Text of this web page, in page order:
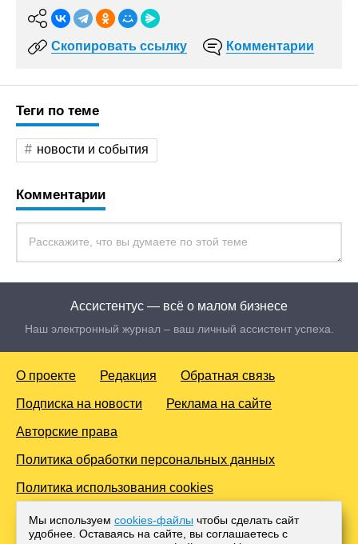
Скопировать ссылку Комментарии
Теги по теме
новости и события
Комментарии
Ассистентус — всё о малом бизнесе
Наш электронный журнал – ваш личный ассистент успеха.
О проекте Редакция Обратная связь
Подписка на новости Реклама на сайте
Авторские права
Политика обработки персональных данных
Политика использования cookies
© 2016-2026 Все права защищены. Для лиц старше 18 лет.
Любое копирование материалов и тиражирование в сети
Мы используем cookies-файлы чтобы сделать сайт
удобнее. Оставаясь на сайте, вы соглашаетесь с